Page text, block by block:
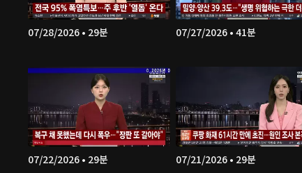
07/28/2026 • 29분 07/27/2026 • 41분
07/22/2026 • 29분 07/21/2026 • 29분